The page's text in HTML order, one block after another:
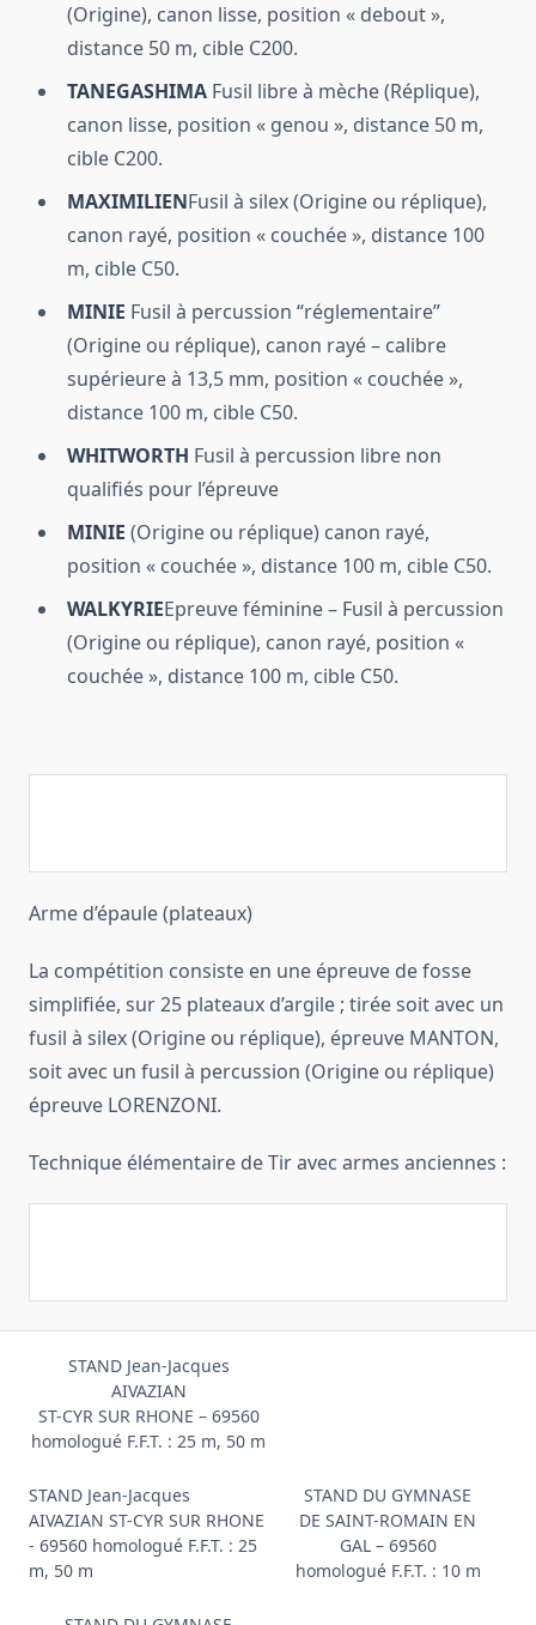
(Origine), canon lisse, position « debout »,
distance 50 m, cible C200.
TANEGASHIMA Fusil libre à mèche (Réplique),
canon lisse, position « genou », distance 50 m,
cible C200.
MAXIMILIENFusil à silex (Origine ou réplique),
canon rayé, position « couchée », distance 100
m, cible C50.
MINIE Fusil à percussion “réglementaire”
(Origine ou réplique), canon rayé – calibre
supérieure à 13,5 mm, position « couchée »,
distance 100 m, cible C50.
WHITWORTH Fusil à percussion libre non
qualifiés pour l’épreuve
MINIE (Origine ou réplique) canon rayé,
position « couchée », distance 100 m, cible C50.
WALKYRIEEpreuve féminine – Fusil à percussion
(Origine ou réplique), canon rayé, position «
couchée », distance 100 m, cible C50.
Arme d’épaule (plateaux)
La compétition consiste en une épreuve de fosse
simplifiée, sur 25 plateaux d’argile ; tirée soit avec un
fusil à silex (Origine ou réplique), épreuve MANTON,
soit avec un fusil à percussion (Origine ou réplique)
épreuve LORENZONI.
Technique élémentaire de Tir avec armes anciennes :
STAND Jean-Jacques
AIVAZIAN
ST-CYR SUR RHONE – 69560
homologué F.F.T. : 25 m, 50 m
STAND Jean-Jacques
AIVAZIAN ST-CYR SUR RHONE
- 69560 homologué F.F.T. : 25
m, 50 m
STAND DU GYMNASE
DE SAINT-ROMAIN EN
GAL – 69560
homologué F.F.T. : 10 m